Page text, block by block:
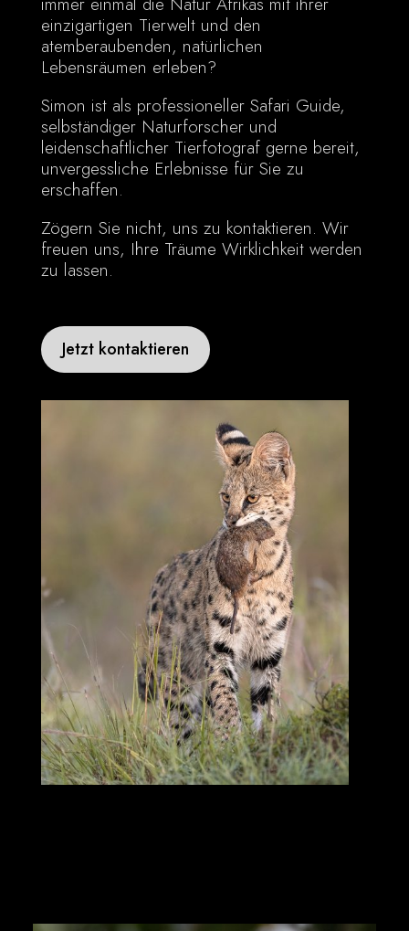
einzigartigen Tierwelt und den
atemberaubenden, natürlichen
Lebensräumen erleben?
Simon ist als professioneller Safari Guide,
selbständiger Naturforscher und
leidenschaftlicher Tierfotograf gerne bereit,
unvergessliche Erlebnisse für Sie zu
erschaffen.
Zögern Sie nicht, uns zu kontaktieren. Wir
freuen uns, Ihre Träume Wirklichkeit werden
zu lassen.
Jetzt kontaktieren